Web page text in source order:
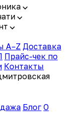
A–Z Доставка
Прайс-чек по
Контакты
Блог О